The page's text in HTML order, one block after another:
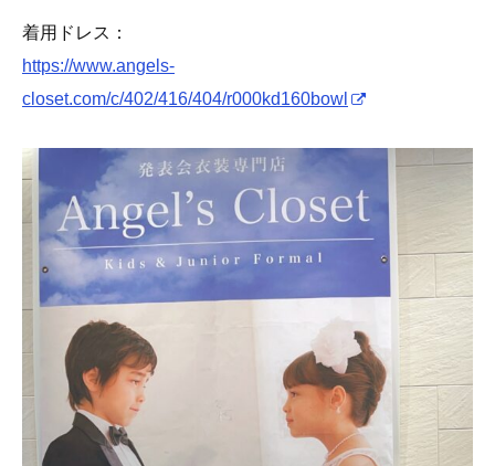
着用ドレス：
https://www.angels-
closet.com/c/402/416/404/r000kd160bowl